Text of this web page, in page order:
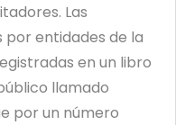
Las
entidades de la
en un libro
llamado
por un número